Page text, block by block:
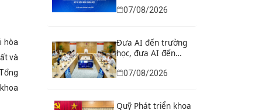
hòa
và
bản hướng dẫn
triển công nghệ
chiến lược thuộc
học, công nghệ và
công nghệ chiến
07/08/2026
Đưa AI đến trường
học, đưa AI đến
tạo, kết nối chuyên
07/08/2026
Quỹ Phát triển khoa